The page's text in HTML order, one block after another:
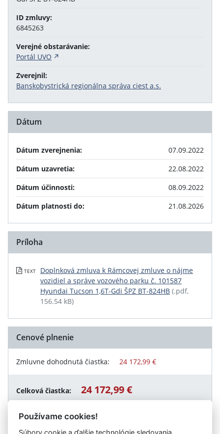
ID zmluvy:
6845263
Verejné obstarávanie:
Portál UVO
Zverejnil:
Banskobystrická regionálna správa ciest a.s.
Dátum
Dátum zverejnenia:
07.09.2022
Dátum uzavretia:
22.08.2022
Dátum účinnosti:
08.09.2022
Dátum platnosti do:
21.08.2026
Príloha
TEXT
Doplnková zmluva k Rámcovej zmluve o nájme
vozidiel a správe vozového parku č. 101587
Hyundai Tucson 1,6T-Gdi ŠPZ BT-824HB (.pdf,
156.54 kB)
Cenové plnenie
Zmluvne dohodnutá čiastka: 24 172,99 €
Celková čiastka: 24 172,99 €
Používame cookies!
Súbory cookie a ďalšie technológie sledovania